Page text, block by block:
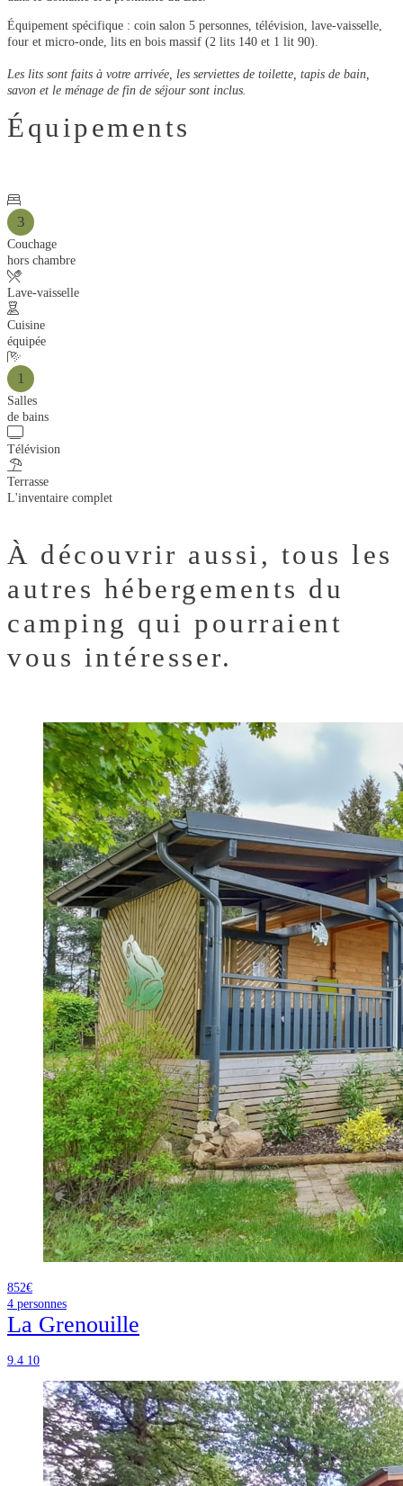
Équipement spécifique : coin salon 5 personnes, télévision, lave-vaisselle,
four et micro-onde, lits en bois massif (2 lits 140 et 1 lit 90).
Les lits sont faits à votre arrivée, les serviettes de toilette, tapis de bain,
savon et le ménage de fin de séjour sont inclus.
Équipements
3
Couchage
hors chambre
Lave-vaisselle
Cuisine
équipée
1
Salles
de bains
Télévision
Terrasse
L'inventaire complet
À découvrir aussi, tous les
autres hébergements du
camping qui pourraient
vous intéresser.
852€
4 personnes
La Grenouille
9.4 10